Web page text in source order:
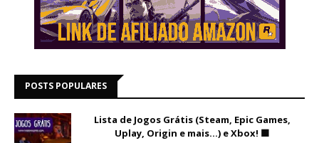
POSTS POPULARES
Lista de Jogos Grátis (Steam, Epic Games,
Uplay, Origin e mais...) e Xbox! 🟩